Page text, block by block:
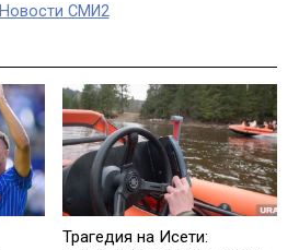
Новости СМИ2
Трагедия на Исети: